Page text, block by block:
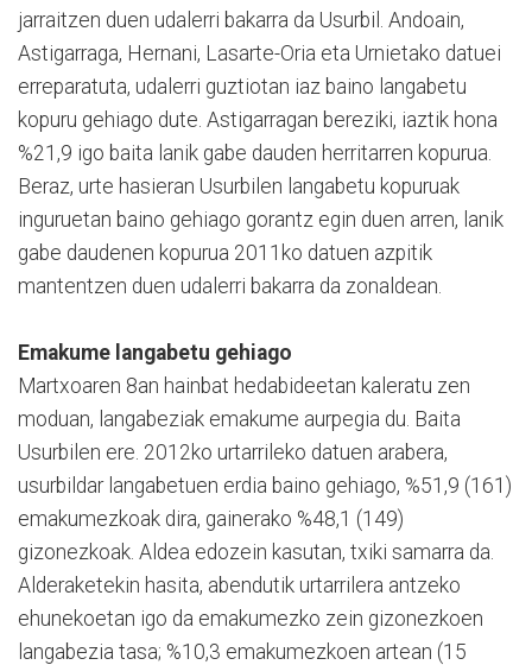
jarraitzen duen udalerri bakarra da Usurbil. Andoain,
Astigarraga, Hernani, Lasarte-Oria eta Urnietako datuei
erreparatuta, udalerri guztiotan iaz baino langabetu
kopuru gehiago dute. Astigarragan bereziki, iaztik hona
%21,9 igo baita lanik gabe dauden herritarren kopurua.
Beraz, urte hasieran Usurbilen langabetu kopuruak
inguruetan baino gehiago gorantz egin duen arren, lanik
gabe daudenen kopurua 2011ko datuen azpitik
mantentzen duen udalerri bakarra da zonaldean.
Emakume langabetu gehiago
Martxoaren 8an hainbat hedabideetan kaleratu zen
moduan, langabeziak emakume aurpegia du. Baita
Usurbilen ere. 2012ko urtarrileko datuen arabera,
usurbildar langabetuen erdia baino gehiago, %51,9 (161)
emakumezkoak dira, gainerako %48,1 (149)
gizonezkoak. Aldea edozein kasutan, txiki samarra da.
Alderaketekin hasita, abendutik urtarrilera antzeko
ehunekoetan igo da emakumezko zein gizonezkoen
langabezia tasa; %10,3 emakumezkoen artean (15